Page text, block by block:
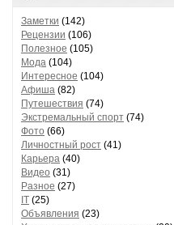
Заметки (142)
Рецензии (106)
Полезное (105)
Мода (104)
Интересное (104)
Афиша (82)
Путешествия (74)
Экстремальный спорт (74)
Фото (66)
Личностный рост (41)
Карьера (40)
Видео (31)
Разное (27)
IT (25)
Объявления (23)